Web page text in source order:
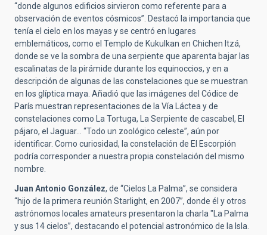
“donde algunos edificios sirvieron como referente para a
observación de eventos cósmicos”. Destacó la importancia que
tenía el cielo en los mayas y se centró en lugares
emblemáticos, como el Templo de Kukulkan en Chichen Itzá,
donde se ve la sombra de una serpiente que aparenta bajar las
escalinatas de la pirámide durante los equinoccios, y en a
descripción de algunas de las constelaciones que se muestran
en los glíptica maya. Añadió que las imágenes del Códice de
París muestran representaciones de la Vía Láctea y de
constelaciones como La Tortuga, La Serpiente de cascabel, El
pájaro, el Jaguar… “Todo un zoológico celeste”, aún por
identificar. Como curiosidad, la constelación de El Escorpión
podría corresponder a nuestra propia constelación del mismo
nombre.
Juan Antonio González, de “Cielos La Palma”, se considera
“hijo de la primera reunión Starlight, en 2007”, donde él y otros
astrónomos locales amateurs presentaron la charla "La Palma
y sus 14 cielos”, destacando el potencial astronómico de la Isla.